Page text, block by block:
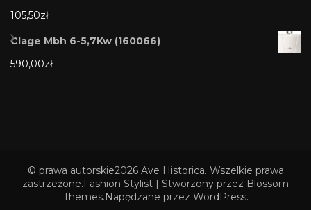
105,50zł
Clage Mbh 6-5,7Kw (160066)
590,00zł
© prawa autorskie2026 Ave Historica. Wszelkie prawa
zastrzeżone.Fashion Stylist | Stworzony przez Blossom
Themes.Napędzane przez WordPress.